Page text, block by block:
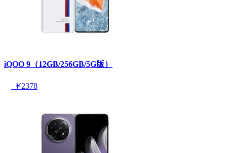
iQOO 9（12GB/256GB/5G版）
￥2378